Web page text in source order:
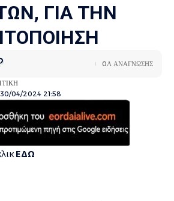
ΓΙΑ ΤΗΝ
04/2024 21:58
0Λ ΑΝΑΓΝΩΣΗΣ
ΕΔΩ